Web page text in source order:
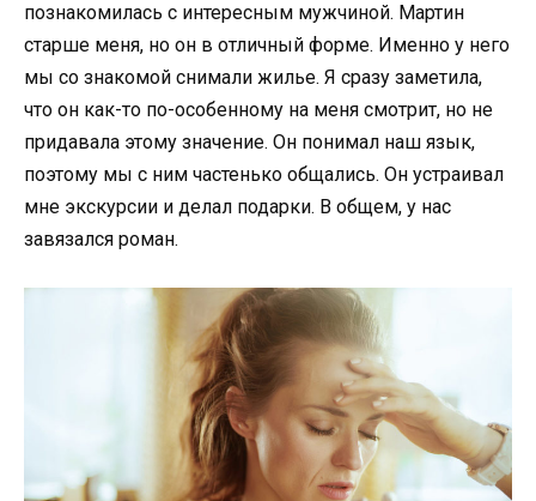
познакомилась с интересным мужчиной. Мартин
старше меня, но он в отличный форме. Именно у него
мы со знакомой снимали жилье. Я сразу заметила,
что он как-то по-особенному на меня смотрит, но не
придавала этому значение. Он понимал наш язык,
поэтому мы с ним частенько общались. Он устраивал
мне экскурсии и делал подарки. В общем, у нас
завязался роман.